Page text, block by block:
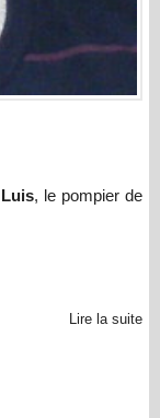
Luis, le pompier de
Lire la suite